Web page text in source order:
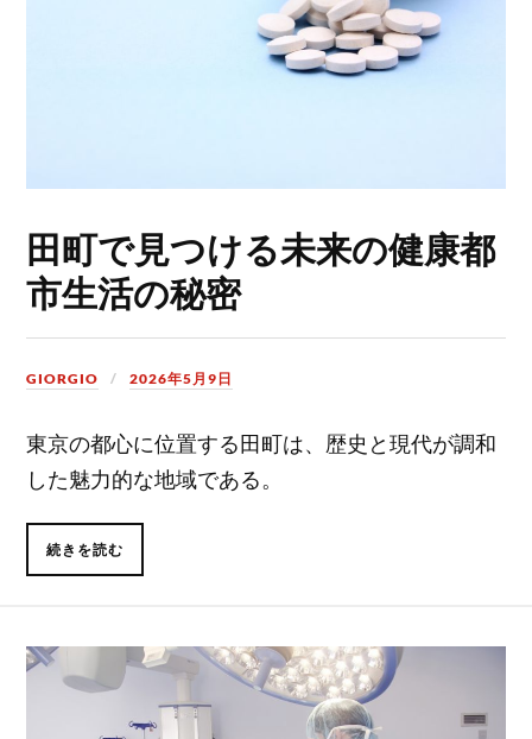
田町で見つける未来の健康都
市生活の秘密
GIORGIO 2026年5月9日
東京の都心に位置する田町は、歴史と現代が調和
した魅力的な地域である。
続きを読む